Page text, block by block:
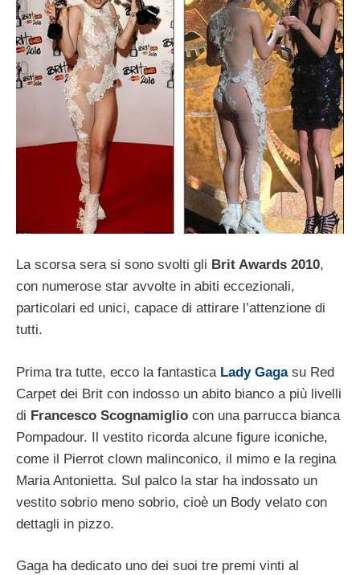
La scorsa sera si sono svolti gli Brit Awards 2010,
con numerose star avvolte in abiti eccezionali,
particolari ed unici, capace di attirare l’attenzione di
tutti.
Prima tra tutte, ecco la fantastica Lady Gagasu Red
Carpet dei Brit con indosso un abito bianco a più livelli
di Francesco Scognamiglio con una parrucca bianca
Pompadour. Il vestito ricorda alcune figure iconiche,
come il Pierrot clown malinconico, il mimo e la regina
Maria Antonietta. Sul palco la star ha indossato un
vestito sobrio meno sobrio, cioè un Body velato con
dettagli in pizzo.
Gaga ha dedicato uno dei suoi tre premi vinti al